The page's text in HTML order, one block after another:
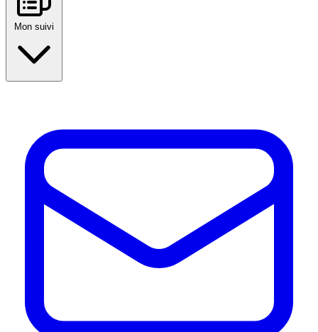
Mon suivi